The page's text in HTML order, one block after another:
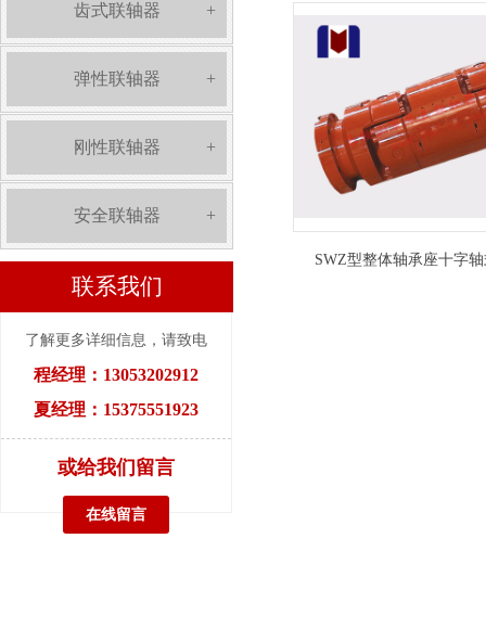
齿式联轴器 +
弹性联轴器 +
刚性联轴器 +
安全联轴器 +
联系我们
了解更多详细信息，请致电
程经理：13053202912
夏经理：15375551923
或给我们留言
在线留言
SWZ型整体轴承座十字